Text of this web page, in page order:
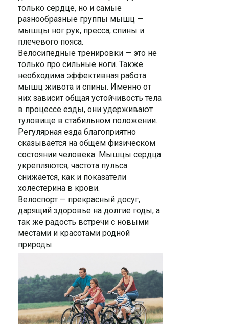
только сердце, но и самые
разнообразные группы мышц —
мышцы ног рук, пресса, спины и
плечевого пояса.
Велосипедные тренировки — это не
только про сильные ноги. Также
необходима эффективная работа
мышц живота и спины. Именно от
них зависит общая устойчивость тела
в процессе езды, они удерживают
туловище в стабильном положении.
Регулярная езда благоприятно
сказывается на общем физическом
состоянии человека. Мышцы сердца
укрепляются, частота пульса
снижается, как и показатели
холестерина в крови.
Велоспорт — прекрасный досуг,
дарящий здоровье на долгие годы, а
так же радость встречи с новыми
местами и красотами родной
природы.